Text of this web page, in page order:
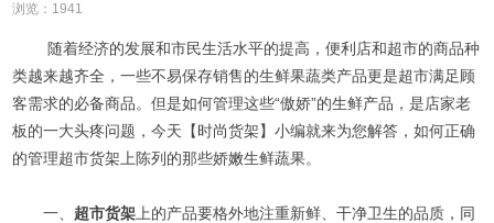
浏览： 1941
随着经济的发展和市民生活水平的提高，便利店和超市的商品种
类越来越齐全，一些不易保存销售的生鲜果蔬类产品更是超市满足顾
客需求的必备商品。但是如何管理这些“傲娇”的生鲜产品，是店家老
板的一大头疼问题，今天【时尚货架】小编就来为您解答，如何正确
的管理超市货架上陈列的那些娇嫩生鲜蔬果。
一、 超市货架 上的产品要格外地注重新鲜、干净卫生的品质，同